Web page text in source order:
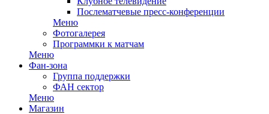
Послематчевые пресс-конференции
Меню
Фотогалерея
Программки к матчам
Меню
Фан-зона
Группа поддержки
ФАН сектор
Меню
Магазин